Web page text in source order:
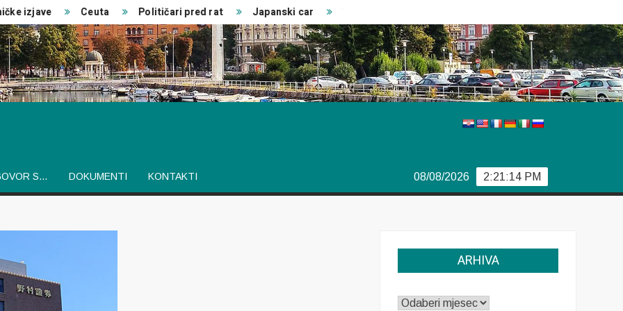
izjave Ceuta Političari pred rat Japanski car Vječiti problemi Boeinga
S… DOKUMENTI KONTAKTI 2:21:14 PM
08/08/2026
ARHIVA
ARHIVA